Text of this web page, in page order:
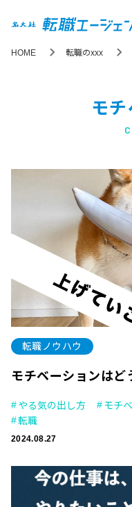
HOME 転職のxxx
モ
転職ノウハウ
モチベーションはど
やる気の出し方 モチ
転職
2024.08.27